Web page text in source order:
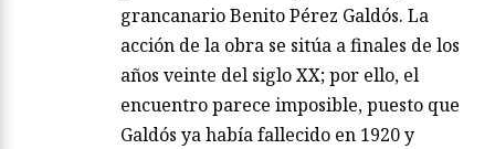
grancanario Benito Pérez Galdós. La
acción de la obra se sitúa a finales de los
años veinte del siglo XX; por ello, el
encuentro parece imposible, puesto que
Galdós ya había fallecido en 1920 y